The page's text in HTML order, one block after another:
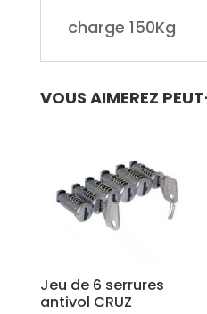
charge 150Kg
VOUS AIMEREZ
Jeu de 6 serrures
antivol CRUZ